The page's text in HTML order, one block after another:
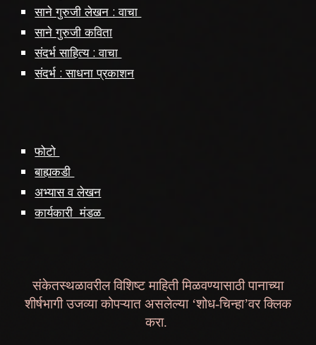
साने गुरुजी लेखन : वाचा
साने गुरुजी कविता
संदर्भ साहित्य : वाचा
संदर्भ : साधना प्रकाशन
फोटो
बाह्यकडी
अभ्यास व लेखन
कार्यकारी मंडळ
संकेतस्थळावरील विशिष्ट माहिती मिळवण्यासाठी पानाच्या
शीर्षभागी उजव्या कोपऱ्यात असलेल्या ‘शोध-चिन्हा’वर क्लिक
करा.